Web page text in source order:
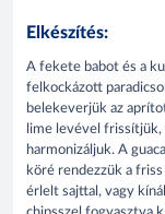
Elkészítés:
A fekete babot és a
felkockázott
belekeverjük az
lime levével frissítjük,
harmonizáljuk. A
köré rendezzük a
érlelt sajttal, vagy